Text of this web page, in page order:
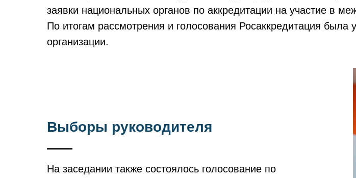
заявки национальных органов по аккредитации на участие в
По итогам рассмотрения и голосования Росаккредитация была
организации.
Выборы руководителя
На заседании также состоялось голосование по